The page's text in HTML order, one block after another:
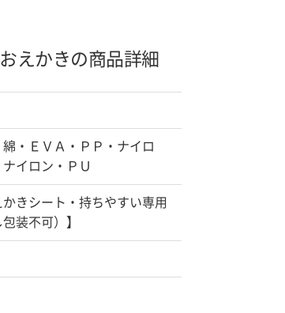
えかきの商品詳細
・ＥＶＡ・ＰＰ・ナイロ
イロン・ＰＵ
きシート・持ちやすい専用
装不可）】